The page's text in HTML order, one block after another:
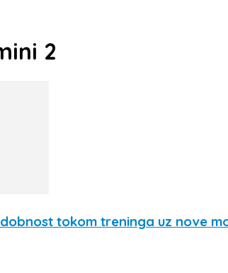
2
tokom treninga uz nove